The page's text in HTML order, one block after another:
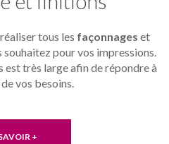
tous les façonnages et
souhaitez pour vos impressions.
très large afin de répondre à
de vos besoins.
+